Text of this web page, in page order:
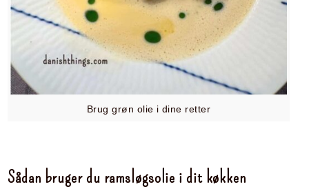
Brug grøn olie i dine retter
Sådan bruger du ramsløgsolie i dit køkken